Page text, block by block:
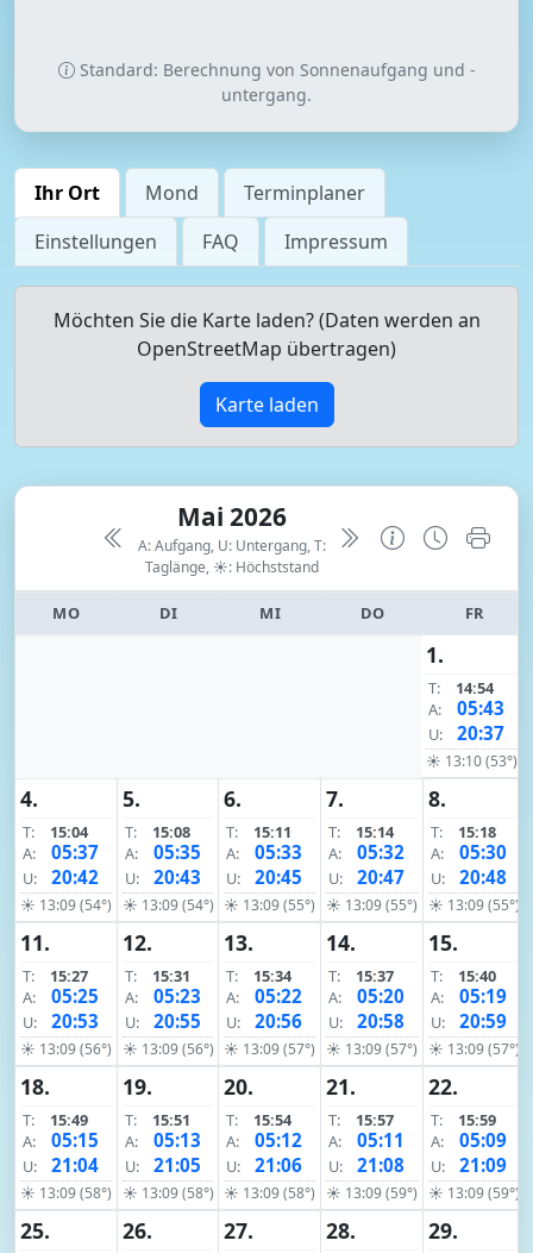
Standard: Berechnung von Sonnenaufgang und -
untergang.
Ihr Ort Mond
Terminplaner
Einstellungen
FAQ Impressum
Möchten Sie die Karte laden? (Daten werden an
OpenStreetMap übertragen)
Karte laden
Mai 2026
A: Aufgang, U: Untergang, T:
Taglänge, ☀: Höchststand
MO DI MI DO FR
1.
T:
14:54
A:
05:43
U: 20:37
☀ 13:10 (53°)
4.
T:
15:04
A:
05:37
U: 20:42
☀ 13:09 (54°)
5.
T:
15:08
A:
05:35
U: 20:43
☀ 13:09 (54°)
6.
T:
15:11
A:
05:33
U: 20:45
☀ 13:09 (55°)
7.
T:
15:14
A:
05:32
U: 20:47
☀ 13:09 (55°)
8.
T:
15:18
A:
05:30
U: 20:48
☀ 13:09 (55°)
11.
T:
15:27
A:
05:25
U: 20:53
☀ 13:09 (56°)
12.
T:
15:31
A:
05:23
U: 20:55
☀ 13:09 (56°)
13.
T:
15:34
A:
05:22
U: 20:56
☀ 13:09 (57°)
14.
T:
15:37
A:
05:20
U: 20:58
☀ 13:09 (57°)
15.
T:
15:40
A:
05:19
U: 20:59
☀ 13:09 (57°)
18.
T:
15:49
A:
05:15
U: 21:04
☀ 13:09 (58°)
19.
T:
15:51
A:
05:13
U: 21:05
☀ 13:09 (58°)
20.
T:
15:54
A:
05:12
U: 21:06
☀ 13:09 (58°)
21.
T:
15:57
A:
05:11
U: 21:08
☀ 13:09 (59°)
22.
T:
15:59
A:
05:09
U: 21:09
☀ 13:09 (59°)
25. 26. 27. 28. 29.